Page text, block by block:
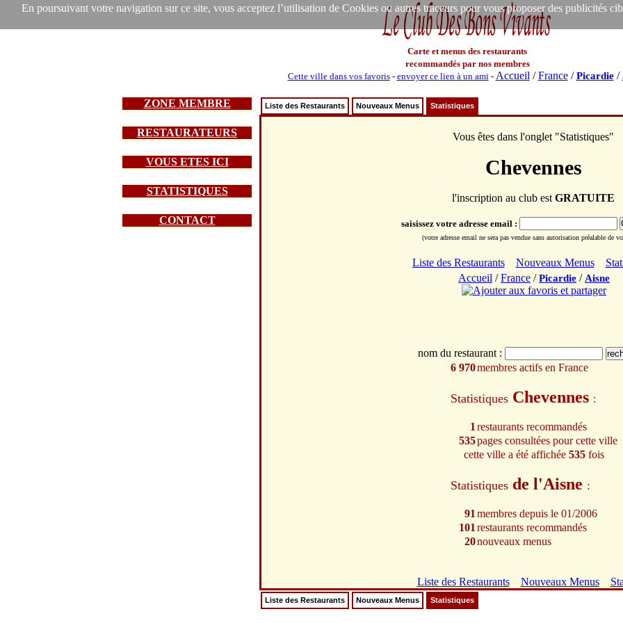
En poursuivant votre navigation sur ce site, vous acceptez l’utilisation de Cookies ou autres traceurs pour vous proposer des publicités
Carte et menus des restaurants
recommandés par nos membres
Cette ville dans vos favoris- envoyer ce lien à un ami- Accueil /France/Picardie/
ZONE MEMBRE
RESTAURATEURS
VOUS ETES ICI
STATISTIQUES
CONTACT
Liste des Restaurants Nouveaux Menus Statistiques
Vous êtes dans l'onglet "Statistiques"
Chevennes
l'inscription au club est GRATUITE
saisissez votre adresse email :
(votre adresse email ne sera pas vendue sans autorisation préalable de
Liste des Restaurants Nouveaux Menus
Accueil /France /Picardie / Aisne
nom du restaurant :
6 970membres actifs en France
Statistiques Chevennes :
1 restaurants recommandés
535pages consultées pour cette ville
cette ville a été affichée 535 fois
Statistiques de l'Aisne :
91 membres depuis le 01/2006
101 restaurants recommandés
20nouveaux menus
Liste des Restaurants Nouveaux Menus
Liste des Restaurants Nouveaux Menus Statistiques